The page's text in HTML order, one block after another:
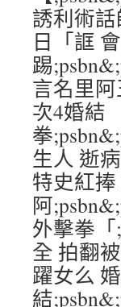
誘利術話
日「誆
踢
言名里阿
次4婚結
拳
生人 逝
特史紅
阿
外擊拳「
全 拍翻
躍女么
結